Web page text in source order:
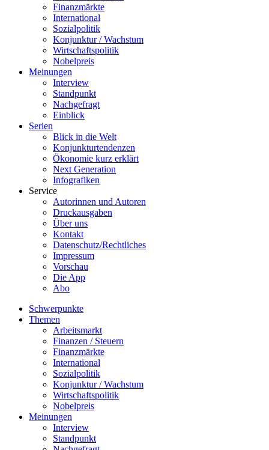
Finanzmärkte
International
Sozialpolitik
Konjunktur / Wachstum
Wirtschaftspolitik
Nobelpreis
Meinungen
Interview
Standpunkt
Nachgefragt
Einblick
Serien
Blick in die Welt
Konjunkturtendenzen
Ökonomie kurz erklärt
Next Generation
Infografiken
Service
Autorinnen und Autoren
Druckausgaben
Über uns
Kontakt
Datenschutz/Rechtliches
Impressum
Vorschau
Die App
Abo
Schwerpunkte
Themen
Arbeitsmarkt
Finanzen / Steuern
Finanzmärkte
International
Sozialpolitik
Konjunktur / Wachstum
Wirtschaftspolitik
Nobelpreis
Meinungen
Interview
Standpunkt